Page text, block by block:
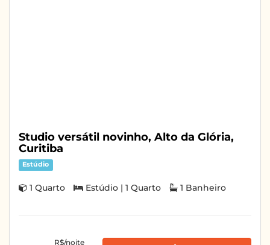
Studio versátil novinho, Alto da Glória,
Curitiba
Estúdio
1 Quarto Estúdio | 1 Quarto 1 Banheiro
R$/noite